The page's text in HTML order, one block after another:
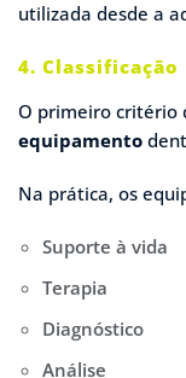
utilizada desde a
4.
O primeiro critério
equipamento
Na prática, os
Suporte à vida
Terapia
Diagnóstico
Análise